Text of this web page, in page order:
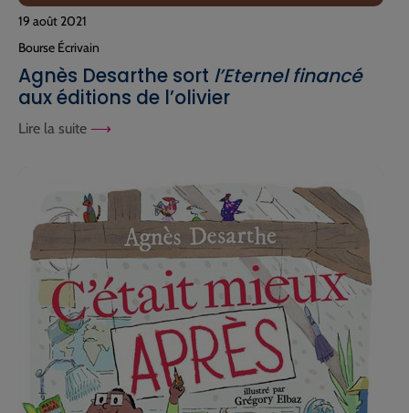
19 août 2021
Bourse Écrivain
Agnès Desarthe sort l’Eternel financé
aux éditions de l’olivier
Lire la suite